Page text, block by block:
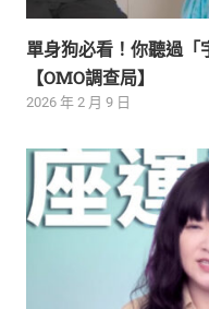
單身狗必看！你聽過「
【OMO調查局】
2026 年 2 月 9 日